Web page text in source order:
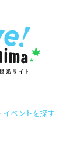
おすすめ
お役立ち情報一覧
アクセス
二次交通まとめ
イベントを探す